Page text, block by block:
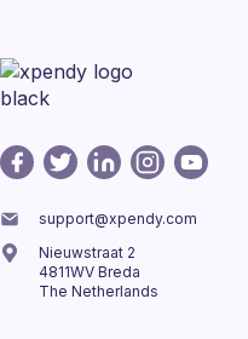
support@xpendy.com
Nieuwstraat 2
4811WV Breda
The Netherlands